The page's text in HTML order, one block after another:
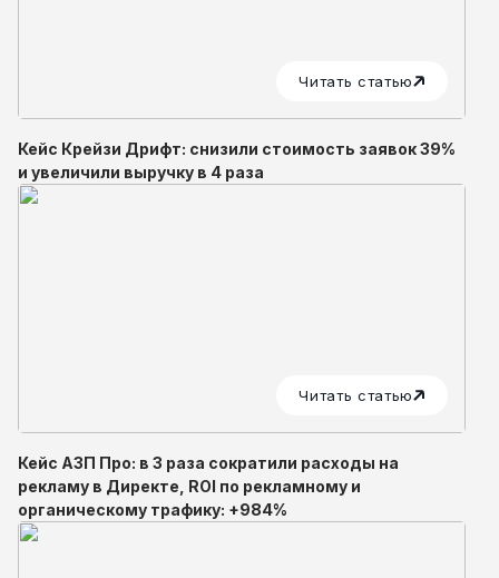
Читать статью
Кейс Крейзи Дрифт: снизили стоимость заявок 39%
и увеличили выручку в 4 раза
Читать статью
Кейс АЗП Про: в 3 раза сократили расходы на
рекламу в Директе, ROI по рекламному и
органическому трафику: +984%